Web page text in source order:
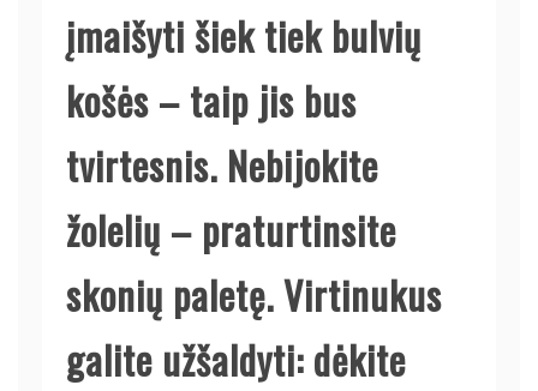
įmaišyti šiek tiek bulvių
košės – taip jis bus
tvirtesnis. Nebijokite
žolelių – praturtinsite
skonių paletę. Virtinukus
galite užšaldyti: dėkite